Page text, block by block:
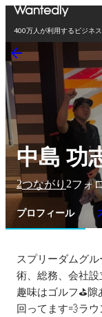
400万人が利用するビジネス
中島 功
2つながり 2フォ
プロフィール
スプリーダムグ
術、総務、会社
趣味はゴルフ⛳
回ってます💨ラ